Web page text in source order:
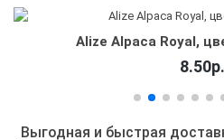
Alize Angora Real
Выгодная и быстрая